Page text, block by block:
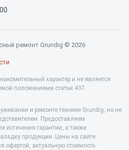
ремонт Grundig © 2026
характер и не является
положениями статьи 437
и ремонте техники Grundig, но не
Предоставляем
истечения гарантии, а также
продукции. Цены на сайте
офертой, актуальную стоимость